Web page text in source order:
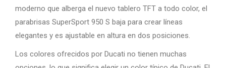
moderno que alberga el nuevo tablero TFT a todo color, el
parabrisas SuperSport 950 S baja para crear líneas
elegantes y es ajustable en altura en dos posiciones.
Los colores ofrecidos por Ducati no tienen muchas